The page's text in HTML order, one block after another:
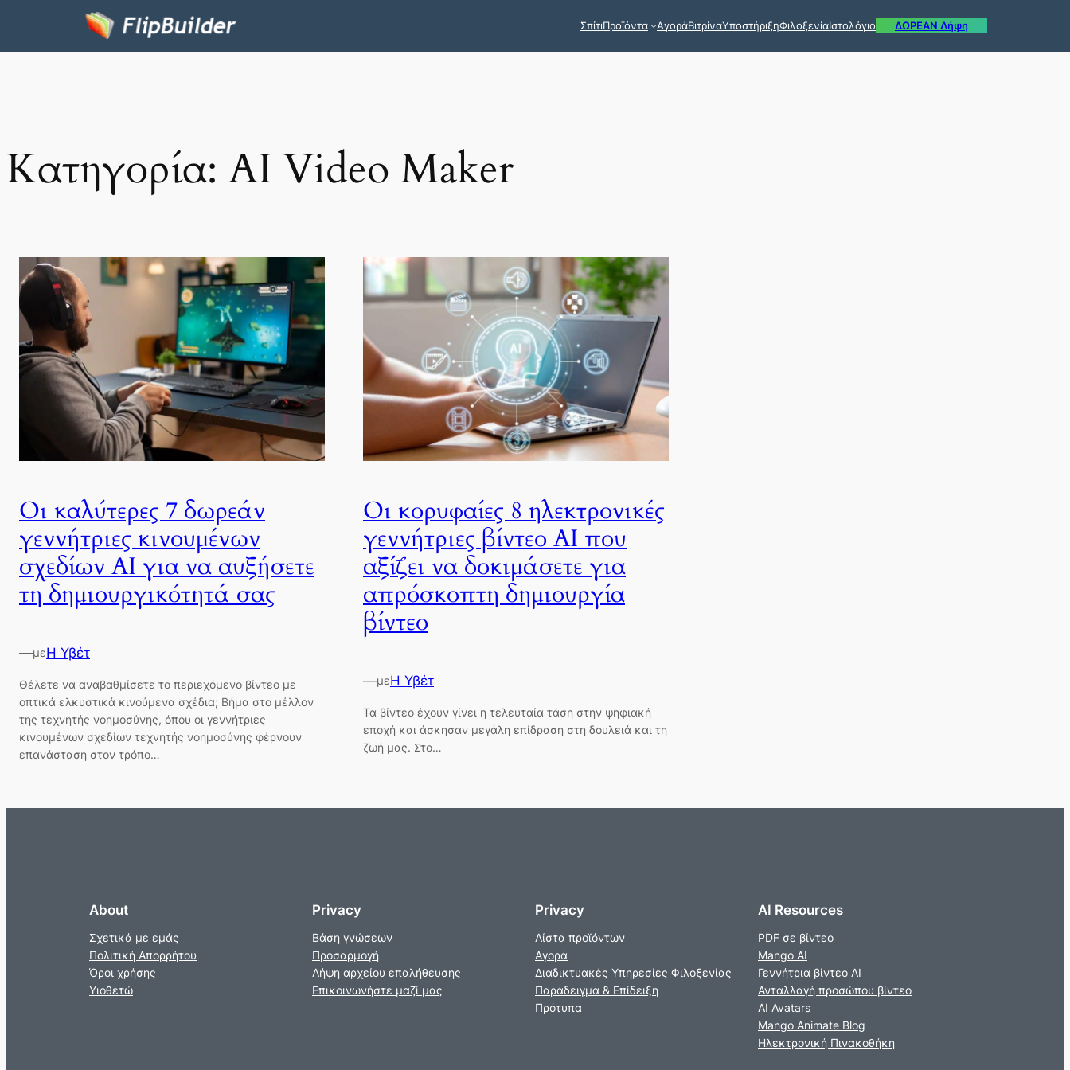
ΣπίτιΠροϊόντα ΑγοράΒιτρίναΥποστήριξηΦιλοξενίαΙστολόγιο ΔΩΡΕΑΝ Λήψη
Κατηγορία: AI Video Maker
Οι καλύτερες 7 δωρεάν
γεννήτριες κινουμένων
σχεδίων AI για να αυξήσετε
τη δημιουργικότητά σας
—μεΗ Υβέτ
Θέλετε να αναβαθμίσετε το περιεχόμενο βίντεο με
οπτικά ελκυστικά κινούμενα σχέδια; Βήμα στο μέλλον
της τεχνητής νοημοσύνης, όπου οι γεννήτριες
κινουμένων σχεδίων τεχνητής νοημοσύνης φέρνουν
επανάσταση στον τρόπο…
Οι κορυφαίες 8 ηλεκτρονικές
γεννήτριες βίντεο AI που
αξίζει να δοκιμάσετε για
απρόσκοπτη δημιουργία
βίντεο
—μεΗ Υβέτ
Τα βίντεο έχουν γίνει η τελευταία τάση στην ψηφιακή
εποχή και άσκησαν μεγάλη επίδραση στη δουλειά και τη
ζωή μας. Στο…
About
Σχετικά με εμάς
Πολιτική Απορρήτου
Όροι χρήσης
Υιοθετώ
Privacy
Βάση γνώσεων
Προσαρμογή
Λήψη αρχείου επαλήθευσης
Επικοινωνήστε μαζί μας
Privacy
Λίστα προϊόντων
Αγορά
Διαδικτυακές Υπηρεσίες Φιλοξενίας
Παράδειγμα & Επίδειξη
Πρότυπα
AI Resources
PDF σε βίντεο
Mango AI
Γεννήτρια βίντεο AI
Ανταλλαγή προσώπου βίντεο
AI Avatars
Mango Animate Blog
Ηλεκτρονική Πινακοθήκη